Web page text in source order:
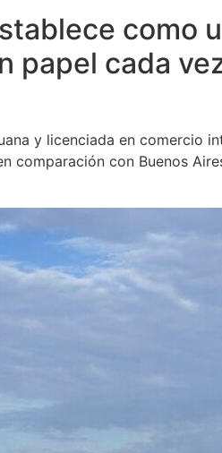
como
papel cada
y licenciada en comercio
comparación con Buenos